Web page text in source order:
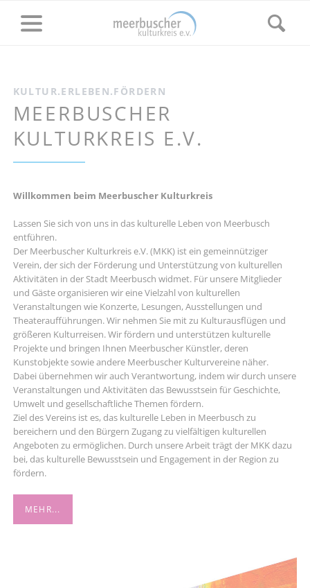
KULTUR.ERLEBEN.FÖRDERN
MEERBUSCHER
KULTURKREIS E.V.
Willkommen beim Meerbuscher Kulturkreis
Lassen Sie sich von uns in das kulturelle Leben von Meerbusch
entführen.
Der Meerbuscher Kulturkreis e.V. (MKK) ist ein gemeinnütziger
Verein, der sich der Förderung und Unterstützung von kulturellen
Aktivitäten in der Stadt Meerbusch widmet. Für unsere Mitglieder
und Gäste organisieren wir eine Vielzahl von kulturellen
Veranstaltungen wie Konzerte, Lesungen, Ausstellungen und
Theateraufführungen. Wir nehmen Sie mit zu Kulturausflügen und
größeren Kulturreisen. Wir fördern und unterstützen kulturelle
Projekte und bringen Ihnen Meerbuscher Künstler, deren
Kunstobjekte sowie andere Meerbuscher Kulturvereine näher.
Dabei übernehmen wir auch Verantwortung, indem wir durch unsere
Veranstaltungen und Aktivitäten das Bewusstsein für Geschichte,
Umwelt und gesellschaftliche Themen fördern.
Ziel des Vereins ist es, das kulturelle Leben in Meerbusch zu
bereichern und den Bürgern Zugang zu vielfältigen kulturellen
Angeboten zu ermöglichen. Durch unsere Arbeit trägt der MKK dazu
bei, das kulturelle Bewusstsein und Engagement in der Region zu
fördern.
MEHR...